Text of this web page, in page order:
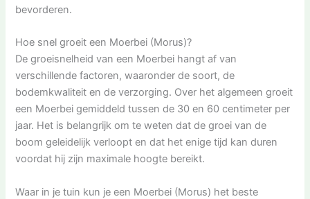
bevorderen.
Hoe snel groeit een Moerbei (Morus)?
De groeisnelheid van een Moerbei hangt af van
verschillende factoren, waaronder de soort, de
bodemkwaliteit en de verzorging. Over het algemeen groeit
een Moerbei gemiddeld tussen de 30 en 60 centimeter per
jaar. Het is belangrijk om te weten dat de groei van de
boom geleidelijk verloopt en dat het enige tijd kan duren
voordat hij zijn maximale hoogte bereikt.
Waar in je tuin kun je een Moerbei (Morus) het beste